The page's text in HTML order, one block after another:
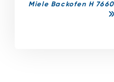
Miele Backofen H